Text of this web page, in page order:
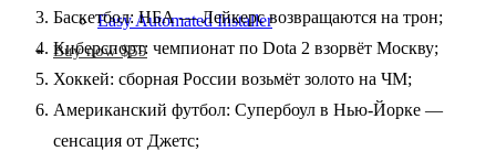
Easy Automated Installer
Buy now $59
Баскетбол: НБА — Лейкерс возвращаются на трон;
Киберспорт: чемпионат по Dota 2 взорвёт Москву;
Хоккей: сборная России возьмёт золото на ЧМ;
Американский футбол: Супербоул в Нью-Йорке —
сенсация от Джетс;